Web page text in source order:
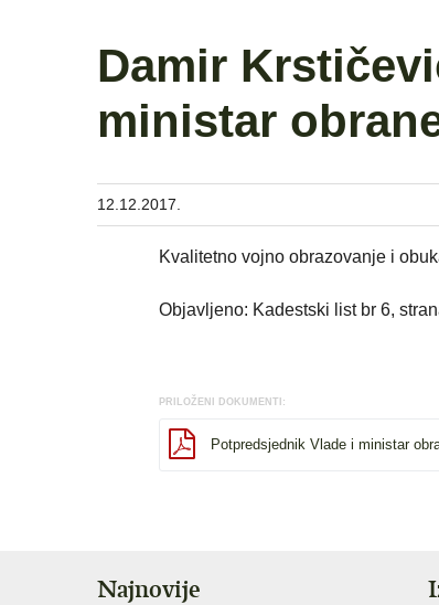
Damir
ministar
12.12.2017.
Kvalitetno vojno obrazovanje i
Objavljeno: Kadestski list br 6,
PRILOŽENI DOKUMENTI:
Potpredsjednik Vlade i ministar
Najnovije